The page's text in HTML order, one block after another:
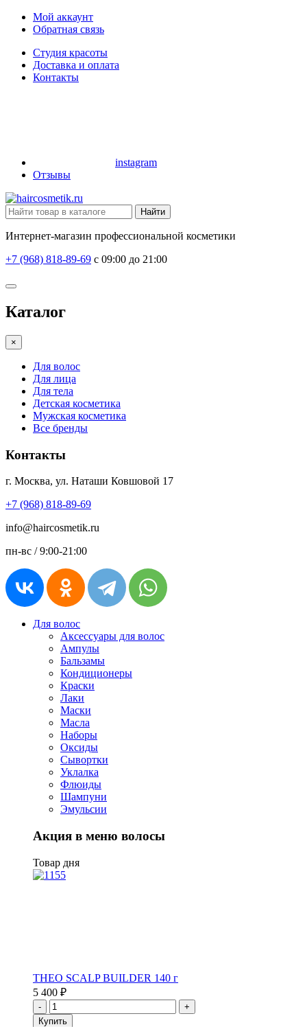
Мой аккаунт
Обратная связь
Студия красоты
Доставка и оплата
Контакты
instagram
Отзывы
Найти
Интернет-магазин профессиональной косметики
+7 (968) 818-89-69 с 09:00 до 21:00
Каталог
×
Для волос
Для лица
Для тела
Детская косметика
Мужская косметика
Все бренды
Контакты
г. Москва, ул. Наташи Ковшовой 17
+7 (968) 818-89-69
info@haircosmetik.ru
пн-вс / 9:00-21:00
Для волос
Аксессуары для волос
Ампулы
Бальзамы
Кондиционеры
Краски
Лаки
Маски
Масла
Наборы
Оксиды
Сывортки
Уклалка
Флюиды
Шампуни
Эмульсии
Акция в меню волосы
Товар дня
THEO SCALP BUILDER 140 г
5 400 ₽